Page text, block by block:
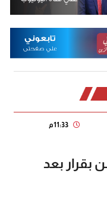
11:33 م
بقرار بعد